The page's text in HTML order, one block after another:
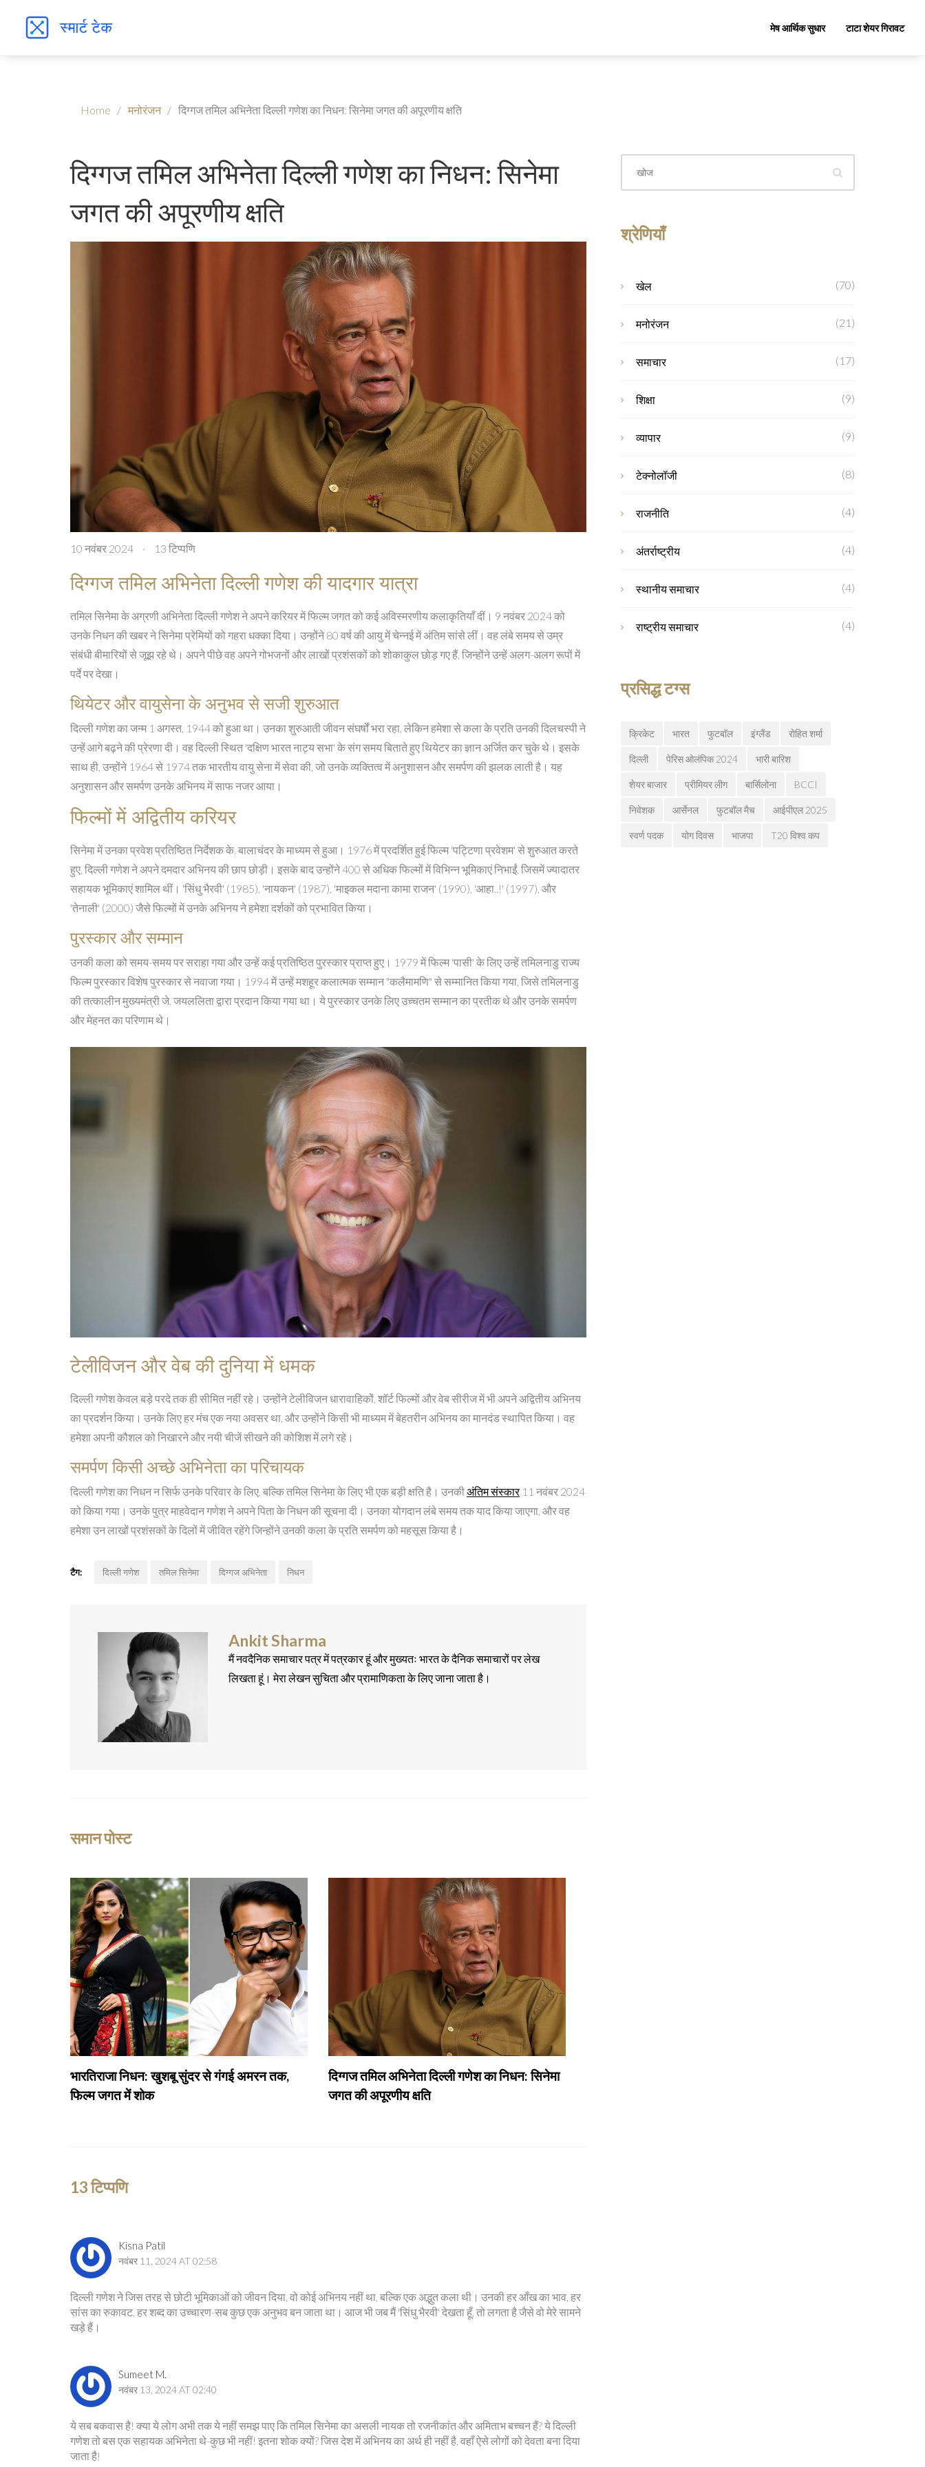
मेष आर्थिक सुधार टाटा शेयर गिरावट
Home मनोरंजन दिग्गज तमिल अभिनेता दिल्ली गणेश का निधन: सिनेमा जगत की अपूरणीय क्षति
दिग्गज तमिल अभिनेता दिल्ली गणेश का निधन: सिनेमा
जगत की अपूरणीय क्षति
10 नवंबर 2024 · 13 टिप्पणि
दिग्गज तमिल अभिनेता दिल्ली गणेश की यादगार यात्रा
तमिल सिनेमा के अग्रणी अभिनेता दिल्ली गणेश ने अपने करियर में फिल्म जगत को कई अविस्मरणीय कलाकृतियाँ दीं। 9 नवंबर 2024 को
उनके निधन की खबर ने सिनेमा प्रेमियों को गहरा धक्का दिया। उन्होंने 80 वर्ष की आयु में चेन्नई में अंतिम सांसे लीं। वह लंबे समय से उम्र
संबंधी बीमारियों से जूझ रहे थे। अपने पीछे वह अपने गोभजनों और लाखों प्रशंसकों को शोकाकुल छोड़ गए हैं, जिन्होंने उन्हें अलग-अलग रूपों में
पर्दे पर देखा।
थियेटर और वायुसेना के अनुभव से सजी शुरुआत
दिल्ली गणेश का जन्म 1 अगस्त, 1944 को हुआ था। उनका शुरुआती जीवन संघर्षों भरा रहा, लेकिन हमेशा से कला के प्रति उनकी दिलचस्पी ने
उन्हें आगे बढ़ने की प्रेरणा दी। वह दिल्ली स्थित 'दक्षिण भारत नाट्य सभा' के संग समय बिताते हुए थियेटर का ज्ञान अर्जित कर चुके थे। इसके
साथ ही, उन्होंने 1964 से 1974 तक भारतीय वायु सेना में सेवा की, जो उनके व्यक्तित्व में अनुशासन और समर्पण की झलक लाती है। यह
अनुशासन और समर्पण उनके अभिनय में साफ नजर आया।
फिल्मों में अद्वितीय करियर
सिनेमा में उनका प्रवेश प्रतिष्ठित निर्देशक के. बालाचंदर के माध्यम से हुआ। 1976 में प्रदर्शित हुई फिल्म 'पट्टिणा प्रवेशम' से शुरुआत करते
हुए, दिल्ली गणेश ने अपने दमदार अभिनय की छाप छोड़ी। इसके बाद उन्होंने 400 से अधिक फिल्मों में विभिन्न भूमिकाएं निभाईं, जिसमें ज्यादातर
सहायक भूमिकाएं शामिल थीं। 'सिंधु भैरवी' (1985), 'नायकन' (1987), 'माइकल मदाना कामा राजन' (1990), 'आहा..!' (1997), और
'तेनाली' (2000) जैसे फिल्मों में उनके अभिनय ने हमेशा दर्शकों को प्रभावित किया।
पुरस्कार और सम्मान
उनकी कला को समय-समय पर सराहा गया और उन्हें कई प्रतिष्ठित पुरस्कार प्राप्त हुए। 1979 में फिल्म 'पासी' के लिए उन्हें तमिलनाडु राज्य
फिल्म पुरस्कार विशेष पुरस्कार से नवाजा गया। 1994 में उन्हें मशहूर कलात्मक सम्मान "कलैमामणि" से सम्मानित किया गया, जिसे तमिलनाडु
की तत्कालीन मुख्यमंत्री जे. जयललिता द्वारा प्रदान किया गया था। ये पुरस्कार उनके लिए उच्चतम सम्मान का प्रतीक थे और उनके समर्पण
और मेहनत का परिणाम थे।
टेलीविजन और वेब की दुनिया में धमक
दिल्ली गणेश केवल बड़े परदे तक ही सीमित नहीं रहे। उन्होंने टेलीविजन धारावाहिकों, शॉर्ट फिल्मों और वेब सीरीज में भी अपने अद्वितीय अभिनय
का प्रदर्शन किया। उनके लिए हर मंच एक नया अवसर था, और उन्होंने किसी भी माध्यम में बेहतरीन अभिनय का मानदंड स्थापित किया। वह
हमेशा अपनी कौशल को निखारने और नयी चीजें सीखने की कोशिश में लगे रहे।
समर्पण किसी अच्छे अभिनेता का परिचायक
दिल्ली गणेश का निधन न सिर्फ उनके परिवार के लिए, बल्कि तमिल सिनेमा के लिए भी एक बड़ी क्षति है। उनकीअंतिम संस्कार11 नवंबर 2024
को किया गया। उनके पुत्र माहवेदान गणेश ने अपने पिता के निधन की सूचना दी। उनका योगदान लंबे समय तक याद किया जाएगा, और वह
हमेशा उन लाखों प्रशंसकों के दिलों में जीवित रहेंगे जिन्होंने उनकी कला के प्रति समर्पण को महसूस किया है।
टैग: दिल्ली गणेश तमिल सिनेमा दिग्गज अभिनेता निधन
Ankit Sharma
मैं नवदैनिक समाचार पत्र में पत्रकार हूं और मुख्यतः भारत के दैनिक समाचारों पर लेख
लिखता हूं। मेरा लेखन सुचिता और प्रामाणिकता के लिए जाना जाता है।
समान पोस्ट
भारतिराजा निधन: खुशबू सुंदर से गंगई अमरन तक,
फिल्म जगत में शोक
दिग्गज तमिल अभिनेता दिल्ली गणेश का निधन: सिनेमा
जगत की अपूरणीय क्षति
13 टिप्पणि
Kisna Patil
नवंबर 11, 2024 AT 02:58
दिल्ली गणेश ने जिस तरह से छोटी भूमिकाओं को जीवन दिया, वो कोई अभिनय नहीं था, बल्कि एक अद्भुत कला थी। उनकी हर आँख का भाव, हर
सांस का रुकावट, हर शब्द का उच्चारण-सब कुछ एक अनुभव बन जाता था। आज भी जब मैं 'सिंधु भैरवी' देखता हूँ, तो लगता है जैसे वो मेरे सामने
खड़े हैं।
Sumeet M.
नवंबर 13, 2024 AT 02:40
ये सब बकवास है! क्या ये लोग अभी तक ये नहीं समझ पाए कि तमिल सिनेमा का असली नायक तो रजनीकांत और अमिताभ बच्चन हैं? ये दिल्ली
गणेश तो बस एक सहायक अभिनेता थे-कुछ भी नहीं! इतना शोक क्यों? जिस देश में अभिनय का अर्थ ही नहीं है, वहाँ ऐसे लोगों को देवता बना दिया
जाता है!
श्रेणियाँ
खेल (70)
मनोरंजन (21)
समाचार (17)
शिक्षा (9)
व्यापार (9)
टेक्नोलॉजी (8)
राजनीति (4)
अंतर्राष्ट्रीय (4)
स्थानीय समाचार (4)
राष्ट्रीय समाचार (4)
प्रसिद्ध टग्स
क्रिकेट भारत फुटबॉल इंग्लैंड रोहित शर्मा
दिल्ली पेरिस ओलंपिक 2024 भारी बारिश
शेयर बाजार प्रीमियर लीग बार्सिलोना BCCI
निवेशक आर्सेनल फुटबॉल मैच आईपीएल 2025
स्वर्ण पदक योग दिवस भाजपा T20 विश्व कप